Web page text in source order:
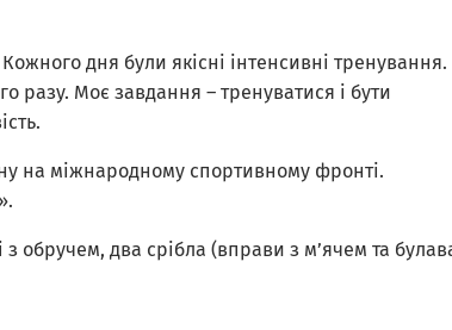
дня були якісні інтенсивні тренування.
разу. Моє завдання – тренуватися і бути
на міжнародному спортивному фронті.
обручем, два срібла (вправи з м’ячем та